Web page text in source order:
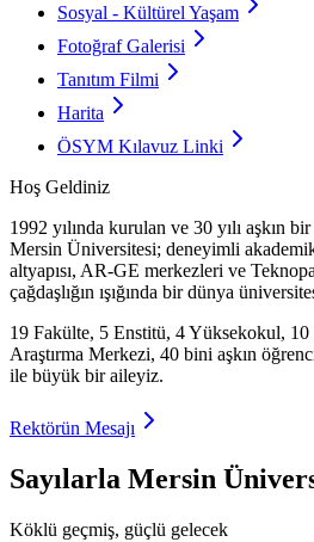
Sosyal - Kültürel Yaşam
Fotoğraf Galerisi
Tanıtım Filmi
Harita
ÖSYM Kılavuz Linki
Hoş Geldiniz
1992 yılında kurulan ve 30 yılı aşkın
Mersin Üniversitesi; deneyimli
altyapısı, AR-GE merkezleri ve
çağdaşlığın ışığında bir dünya
19 Fakülte, 5 Enstitü, 4 Yüksekokul,
Araştırma Merkezi, 40 bini aşkın
ile büyük bir aileyiz.
Rektörün Mesajı
Sayılarla Mersin
Köklü geçmiş, güçlü gelecek